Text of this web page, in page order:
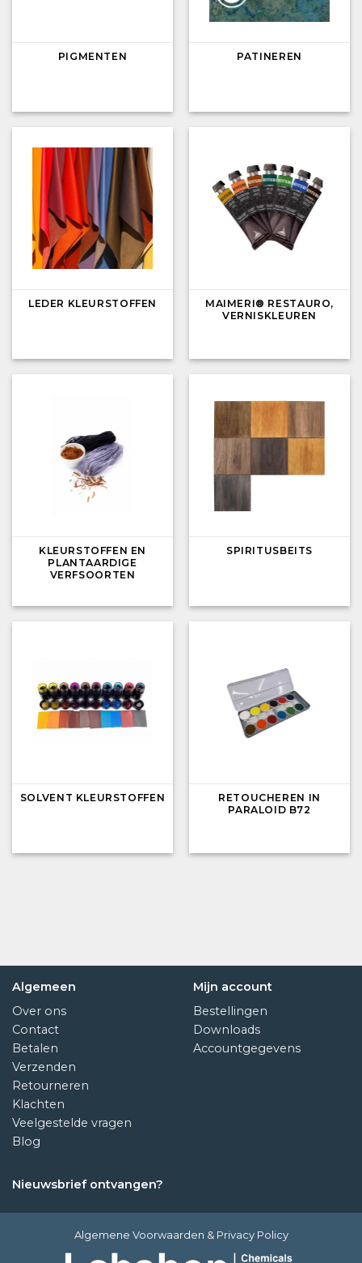
PIGMENTEN PATINEREN
LEDER KLEURSTOFFEN
MAIMERI® RESTAURO,
VERNISKLEUREN
KLEURSTOFFEN EN
PLANTAARDIGE
VERFSOORTEN
SPIRITUSBEITS
SOLVENT KLEURSTOFFEN
RETOUCHEREN IN
PARALOID B72
Algemeen
Over ons
Contact
Betalen
Verzenden
Retourneren
Klachten
Veelgestelde vragen
Blog
Mijn account
Bestellingen
Downloads
Accountgegevens
Nieuwsbrief ontvangen?
Algemene Voorwaarden & Privacy Policy